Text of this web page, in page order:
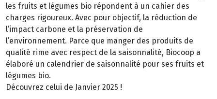
les fruits et légumes bio répondent à un cahier des
charges rigoureux. Avec pour objectif, la réduction de
l’impact carbone et la préservation de
l’environnement. Parce que manger des produits de
qualité rime avec respect de la saisonnalité, Biocoop a
élaboré un calendrier de saisonnalité pour ses fruits et
légumes bio.
Découvrez celui de Janvier 2025 !